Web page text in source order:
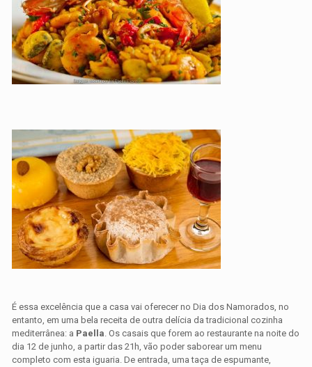
É essa excelência que a casa vai oferecer no Dia dos Namorados, no
entanto, em uma bela receita de outra delícia da tradicional cozinha
mediterrânea: a Paella. Os casais que forem ao restaurante na noite do
dia 12 de junho, a partir das 21h, vão poder saborear um menu
completo com esta iguaria. De entrada, uma taça de espumante,